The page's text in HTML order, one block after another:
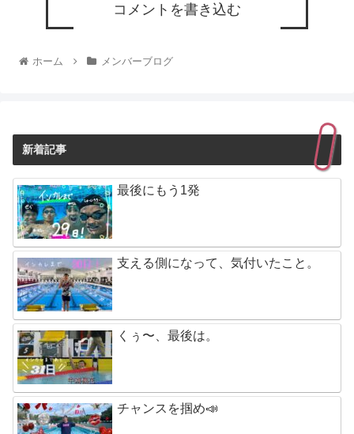
コメントを書き込む
ホーム メンバーブログ
新着記事
最後にもう1発
支える側になって、気付いたこと。
くぅ〜、最後は。
チャンスを掴め📣